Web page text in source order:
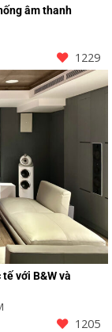
âm thanh
1229
với B&W và
1205